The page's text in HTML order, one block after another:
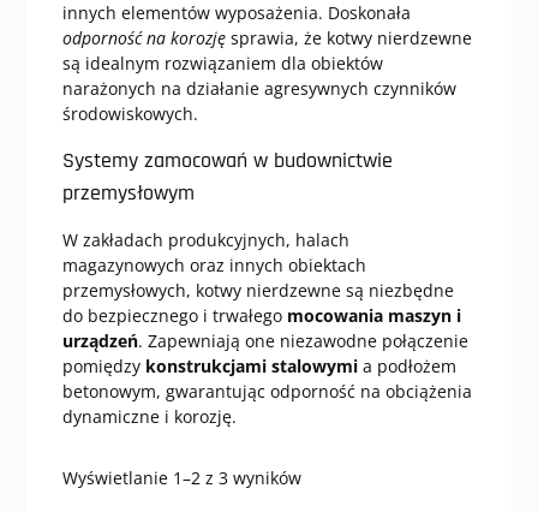
innych elementów wyposażenia. Doskonała
odporność na korozjęsprawia, że kotwy nierdzewne
są idealnym rozwiązaniem dla obiektów
narażonych na działanie agresywnych czynników
środowiskowych.
Systemy zamocowań w budownictwie
przemysłowym
W zakładach produkcyjnych, halach
magazynowych oraz innych obiektach
przemysłowych, kotwy nierdzewne są niezbędne
do bezpiecznego i trwałego mocowania maszyn i
urządzeń. Zapewniają one niezawodne połączenie
pomiędzy konstrukcjami stalowymia podłożem
betonowym, gwarantując odporność na obciążenia
dynamiczne i korozję.
Wyświetlanie 1–2 z 3 wynikówPosortowane